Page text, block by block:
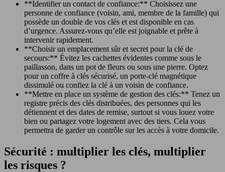
**Identifier un contact de confiance:** Choisissez une
personne de confiance (voisin, ami, membre de la famille) qui
possède un double de vos clés et est disponible en cas
d’urgence. Assurez-vous qu’elle est joignable et prête à
intervenir rapidement.
**Choisir un emplacement sûr et secret pour la clé de
secours:** Évitez les cachettes évidentes comme sous le
paillasson, dans un pot de fleurs ou sous une pierre. Optez
pour un coffre à clés sécurisé, un porte-clé magnétique
dissimulé ou confiez la clé à un voisin de confiance.
**Mettre en place un système de gestion des clés:** Tenez un
registre précis des clés distribuées, des personnes qui les
détiennent et des dates de remise, surtout si vous louez votre
bien ou partagez votre logement avec des tiers. Cela vous
permettra de garder un contrôle sur les accès à votre domicile.
Sécurité : multiplier les clés, multiplier
les risques ?